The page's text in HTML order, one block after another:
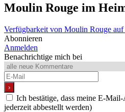
Moulin Rouge im
Verfügbarkeit von Moulin Rouge auf
Abonnieren
Anmelden
Benachrichtige mich bei
Ich bestätige, dass meine E-
jederzeit abbestellt werden)